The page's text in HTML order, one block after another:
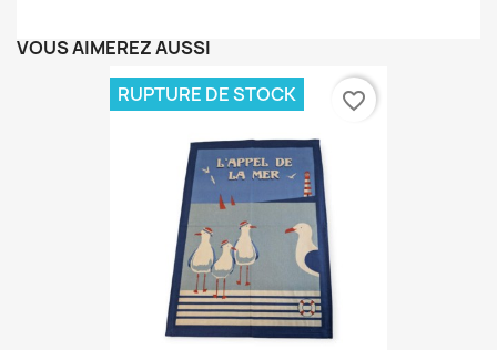
VOUS AIMEREZ AUSSI
RUPTURE DE STOCK favorite_border